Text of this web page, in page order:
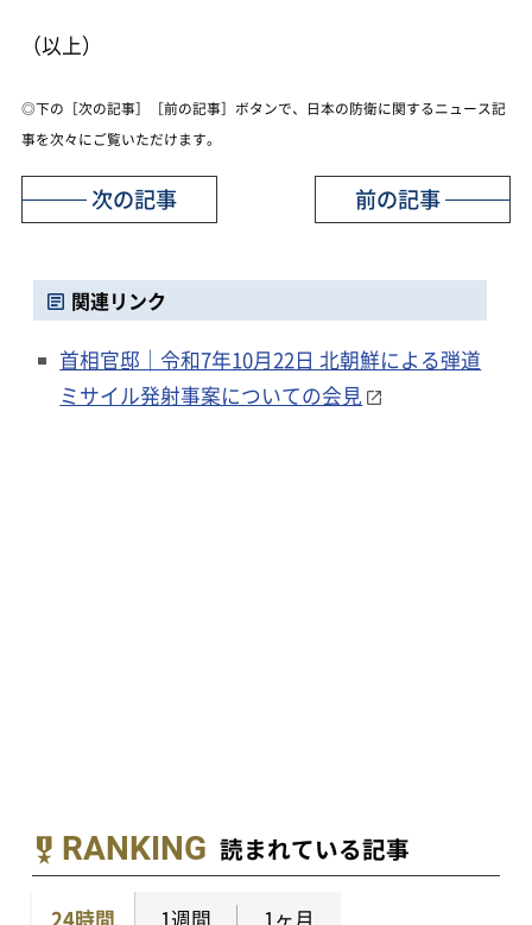
（以上）
◎下の［次の記事］［前の記事］ボタンで、日本の防衛に関するニュース記
事を次々にご覧いただけます。
前の記事
次の記事
関連リンク
首相官邸｜令和7年10月22日 北朝鮮による弾道
ミサイル発射事案についての会見
RANKING 読まれている記事
24時間 1週間 1ヶ月